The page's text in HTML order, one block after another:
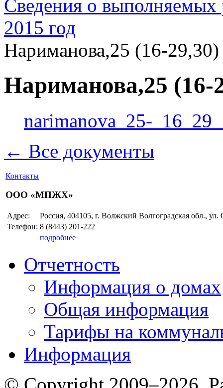
Сведения о выполняемых
2015 год
Нариманова,25 (16-29,30)
Нариманова,25 (16-
narimanova_25-
← Все документы
Контакты
ООО «МПЖХ»
Адрес:
Россия, 404105, г. Волжский Волгоградская обл., ул.
Телефон: 8 (8443) 201-222
подробнее
Отчетность
Информация о домах
Общая информация
Тарифы на
Информация